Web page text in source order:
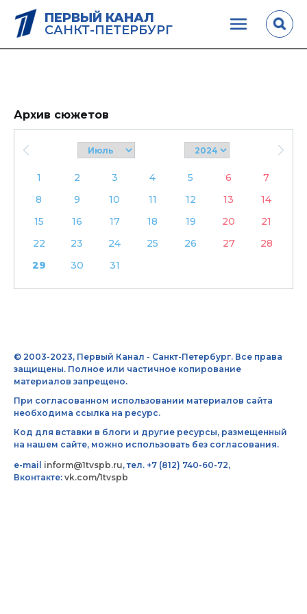
ПЕРВЫЙ КАНАЛ
САНКТ-ПЕТЕРБУРГ
Архив сюжетов
1 2 3 4 5 6
7
8
9 10 11 12 13
14
15
16 17 18 19 20
21
22
23 24 25 26 27
28
29
30 31
© 2003-2023, Первый Канал - Санкт-Петербург. Все права
защищены. Полное или частичное копирование
материалов запрещено.
При согласованном использовании материалов сайта
необходима ссылка на ресурс.
Код для вставки в блоги и другие ресурсы, размещенный
на нашем сайте, можно использовать без согласования.
e-mail inform@1tvspb.ru, тел. +7 (812) 740-60-72,
Вконтакте: vk.com/1tvspb